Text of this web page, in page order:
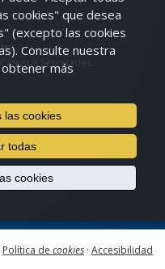
Sescelades
Política de cookies · Accesibilidad
cookies" que desea
(excepto las cookies
Consulte nuestra
más
las cookies
todas
cookies